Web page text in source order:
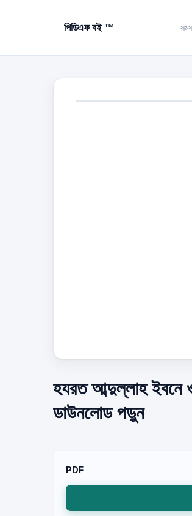
পিডিএফ বই ™
হযরত আব্দুল্লাহ ইবনে
ডাউনলোড পড়ুন
PDF